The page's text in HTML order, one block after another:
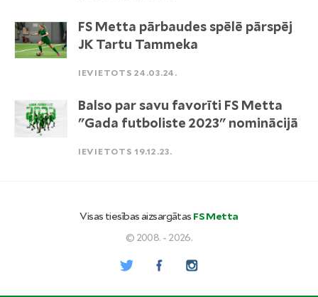
FS Metta pārbaudes spēlē pārspēj
JK Tartu Tammeka
IEVIETOTS 24.03.24.
Balso par savu favorīti FS Metta
"Gada futboliste 2023" nominācijā
IEVIETOTS 19.12.23.
Visas tiesības aizsargātas FS Metta
© 2008. - 2026.